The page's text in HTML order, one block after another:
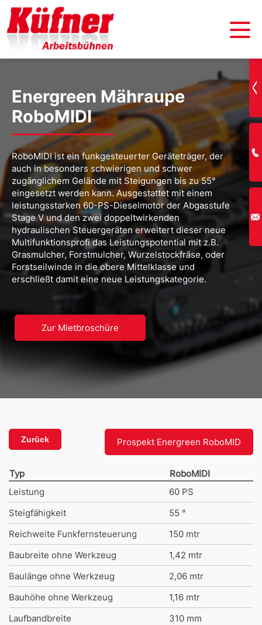
Energreen Mähraupe
RoboMIDI
RoboMIDI ist ein funkgesteuerter Geräteträger, der
auch in besonders schwierigen und schwer
zugänglichem Gelände mit Steigungen bis zu 55°
eingesetzt werden kann. Ausgestattet mit einem
leistungsstarken 60-PS-Dieselmotor der Abgasstufe
Stage V und den zwei doppeltwirkenden
hydraulischen Steuergeräten erweitert dieser neue
Multifunktionsprofi das Leistungspotential mit z.B.
Grasmulcher, Forstmulcher, Wurzelstockfräse, oder
Forstseilwinde in die obere Mittelklasse und
erschließt damit eine neue Leistungskategorie.
Zur Mietbroschüre
Zurück Prospekt Energreen RoboMID
Typ
RoboMIDI
Leistung
60 PS
Steigfähigkeit
55 °
Reichweite Funkfernsteuerung
150 mtr
Baubreite ohne Werkzeug
1,42 mtr
Baulänge ohne Werkzeug
2,06 mtr
Bauhöhe ohne Werkzeug
1,16 mtr
Laufbandbreite
310 mm